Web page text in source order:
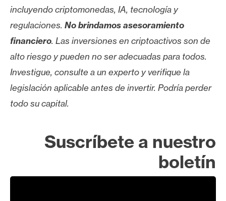
incluyendo criptomonedas, IA, tecnología y
regulaciones. No brindamos asesoramiento
financiero. Las inversiones en criptoactivos son de
alto riesgo y pueden no ser adecuadas para todos.
Investigue, consulte a un experto y verifique la
legislación aplicable antes de invertir. Podría perder
todo su capital.
Suscríbete a nuestro
boletín